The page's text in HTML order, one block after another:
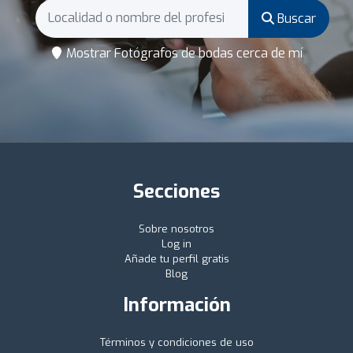
Buscar
Mostrar Fotógrafos de bodas cerca de mí
Secciones
Sobre nosotros
Log in
Añade tu perfil gratis
Blog
Información
Términos y condiciones de uso